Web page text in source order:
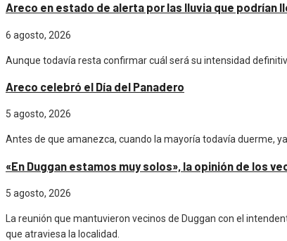
Areco en estado de alerta por las lluvia que podrían
6 agosto, 2026
Aunque todavía resta confirmar cuál será su intensidad
Areco celebró el Día del Panadero
5 agosto, 2026
Antes de que amanezca, cuando la mayoría todavía duerme,
«En Duggan estamos muy solos», la opinión de los
5 agosto, 2026
La reunión que mantuvieron vecinos de Duggan con el
que atraviesa la localidad.